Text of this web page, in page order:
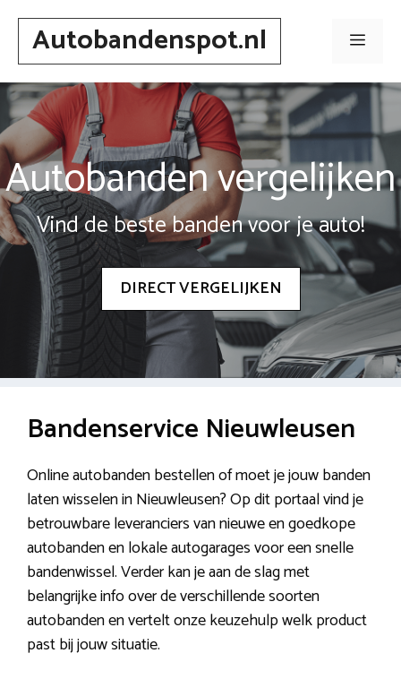
Spring
inhoudAutobandenspot.nl Menu
Autobanden vergelijken
Vind de beste banden voor je auto!
DIRECT VERGELIJKEN
Bandenservice Nieuwleusen
Online autobanden bestellen of moet je jouw banden
laten wisselen in Nieuwleusen? Op dit portaal vind je
betrouwbare leveranciers van nieuwe en goedkope
autobanden en lokale autogarages voor een snelle
bandenwissel. Verder kan je aan de slag met
belangrijke info over de verschillende soorten
autobanden en vertelt onze keuzehulp welk product
past bij jouw situatie.